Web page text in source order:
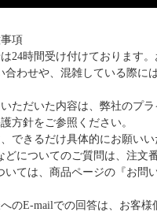
項
24時間受け付けております
わせや、混雑している際に
ただいた内容は、弊社のプ
方針をご参照ください。
できるだけ具体的にお願いい
についてのご質問は、注文
ては、商品ページの『お問
のE-mailでの回答は、お客